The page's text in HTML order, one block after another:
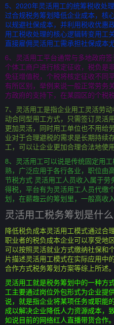
5、2020年灵活用工的统筹税收处
过合规税务筹划降低企业成本，核
以规避社保成本，并利用税收优惠
用工税收处理的核心逻辑转变用工
直接雇佣灵活用工需承担社保成本
6、灵活用工平台通常与多地政府
个体工商户进行核定征收，税负是
免征增值税，个税将核定征收不同
有所区别，举例来说一般正常劳务
方政府的支持下，在某园区的个税
7、灵活用工是指企业用工灵活劳
动合同型用工方式，只需签订灵活
更加灵活，同时用工单位也不用给
业对于合理避税的需求是长期持续
工，可以让企业更加合理合法地使用
8、灵活用工可以说是传统固定用
熟，广泛应用于各行各业，职位由
节税方式 灵活用工人员收入属于
得税，平台有为灵活用工人员代缴
划，在薪趣云的筹划里，一般高收
灵活用工税务筹划是什
降低税负成本灵活用工模式通过合
职业者的税负成本企业可以享受地
可以按照灵活就业方式缴纳社保和
片描述灵活用工模式在实际应用中
合作方式税务筹划方案等综上所述。
灵活用工就是税务筹划中的一种方
工主要通过岗位外包形式为企业提
说，就是指企业将某项任务或职能
成以解决企业降低人力资源成本，
如说目前的网络红人直播带货合作。